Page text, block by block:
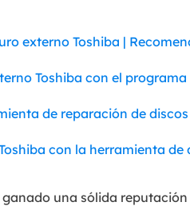
externo Toshiba |
Toshiba con el
de reparación de
con la herramienta
ganado una sólida